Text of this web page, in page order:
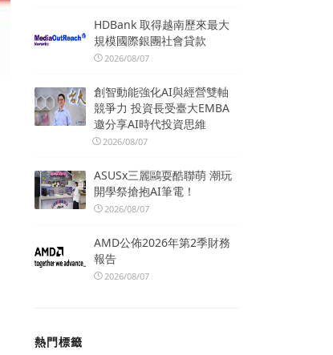
HDBank 取得越南歷來最大
規模國際銀團社會貸款
2026/08/07
創智動能強化AI與經營雙軸
競爭力 投資長受臺大EMBA
邀分享AI時代投資思維
2026/08/07
ASUSx三麗鷗耍酷聯萌 潮玩
開學祭搶抱AI筆電！
2026/08/07
AMD公佈2026年第2季財務
報告
2026/08/07
熱門標籤